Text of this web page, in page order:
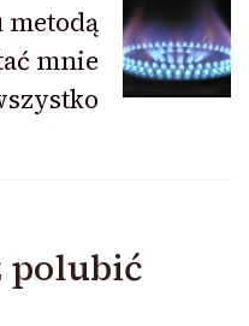
metodą
mnie
polubić